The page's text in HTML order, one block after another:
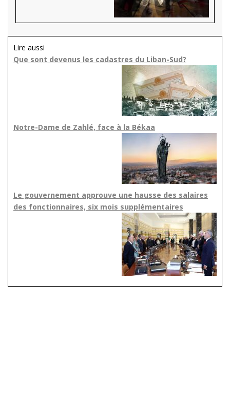
Lire aussi
Que sont devenus les cadastres du Liban-Sud?
Notre-Dame de Zahlé, face à la Békaa
Le gouvernement approuve une hausse des salaires
des fonctionnaires, six mois supplémentaires